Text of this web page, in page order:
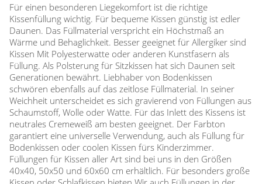
Für einen besonderen Liegekomfort ist die richtige
Kissenfüllung wichtig. Für bequeme Kissen günstig ist edler
Daunen. Das Füllmaterial verspricht ein Höchstmaß an
Wärme und Behaglichkeit. Besser geeignet für Allergiker sind
Kissen Mit Polyesterwatte oder anderen Kunstfasern als
Füllung. Als Polsterung für Sitzkissen hat sich Daunen seit
Generationen bewährt. Liebhaber von Bodenkissen
schwören ebenfalls auf das zeitlose Füllmaterial. In seiner
Weichheit unterscheidet es sich gravierend von Füllungen aus
Schaumstoff, Wolle oder Watte. Für das Inlett des Kissens ist
neutrales Cremeweiß am besten geeignet. Der Farbton
garantiert eine universelle Verwendung, auch als Füllung für
Bodenkissen oder coolen Kissen fürs Kinderzimmer.
Füllungen für Kissen aller Art sind bei uns in den Größen
40x40, 50x50 und 60x60 cm erhältlich. Für besonders große